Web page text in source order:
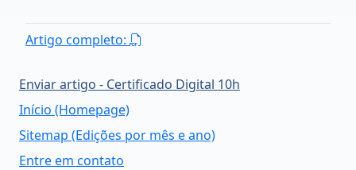
Artigo completo:
Enviar artigo - Certificado Digital 10h
Início (Homepage)
Sitemap (Edições por mês e ano)
Entre em contato